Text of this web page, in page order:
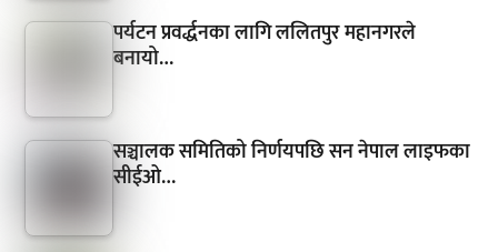
पर्यटन प्रवर्द्धनका लागि ललितपुर महानगरले
बनायो…
सञ्चालक समितिको निर्णयपछि सन नेपाल लाइफका
सीईओ…